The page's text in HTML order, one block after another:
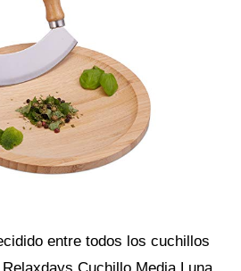
entre todos los cuchillos